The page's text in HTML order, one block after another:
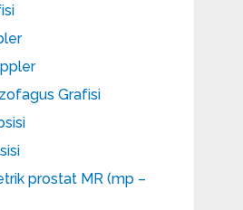
Grafisi
prostat MR (mp –